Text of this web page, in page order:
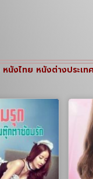
หนังไทย หนังต่างปร